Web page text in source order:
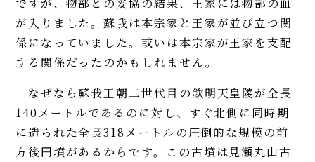
が入りました。蘇我は本宗家と王家が並び立つ関
係になっていました。或いは本宗家が王家を支配
する関係だったのかもしれません。
なぜなら蘇我王朝二世代目の欽明天皇陵が全長
140メートルであるのに対し、すぐ北側に同時期
に造られた全長318メートルの圧倒的な規模の前
方後円墳があるからです。この古墳は見瀬丸山古